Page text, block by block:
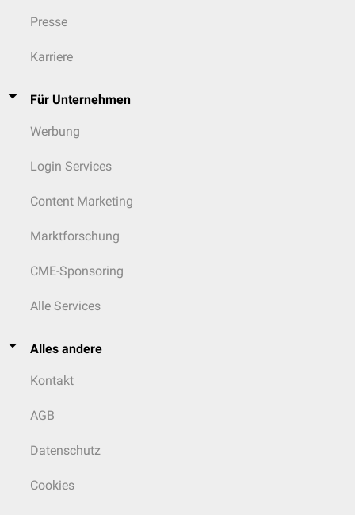
Presse
Karriere
Für Unternehmen
Werbung
Login Services
Content Marketing
Marktforschung
CME-Sponsoring
Alle Services
Alles andere
Kontakt
AGB
Datenschutz
Cookies